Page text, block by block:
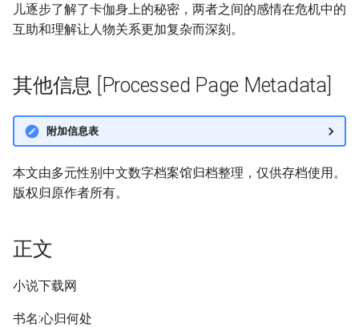
儿逐步了解了卡伽身上的秘密，两者之间的感情在危机中的
互助和理解让人物关系更加复杂而深刻。
其他信息 [Processed Page Metadata]
附加信息表
本文由多元性别中文数字档案馆归档整理，仅供存档使用。
版权归原作者所有。
正文
小说下载网
书名:心归何处